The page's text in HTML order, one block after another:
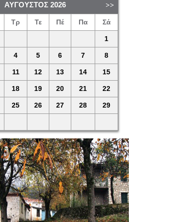
ΑΎΓΟΥΣΤΟΣ 2026
Τρ Τε Πέ Πα Σά
1
4 5 6 7 8
11 12 13 14 15
18 19 20 21 22
25 26 27 28 29